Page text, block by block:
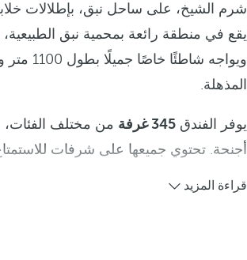
شرم الشيخ، على ساحل نبق، بإطلالات
يقع في منطقة رائعة بمحمية نبق الطبيعية،
ويواجه
المذهلة.
يوفر الفندق 345 غرفة
من مختلف الفئات،
أجنحة. تحتوي جميعها على شرفات
قراءة المزيد